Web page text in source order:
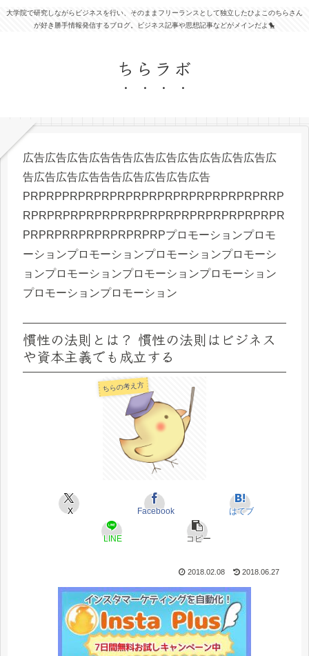
大学院で研究しながらビジネスを行い、そのままフリーランスとして独立したひよこのちらさん
が好き勝手情報発信するブログ。ビジネス記事や思想記事などがメインだよ🐤
ちらラボ
広告広告広告広告告告広告広告広告広告広告広告広
告広告広告広告告告広告広告広告広告
PRPRPPRPRPRPRPRPRPRPRPRPRPRPRPRRP
RPRPRPRPRPRPRPRPRPRPRPRPRPRPRPRPR
PRPRPRRPRPRPRPRPRPプロモーションプロモ
ーションプロモーションプロモーションプロモーシ
ョンプロモーションプロモーションプロモーション
プロモーションプロモーション
慣性の法則とは？ 慣性の法則はビジネス
や資本主義でも成立する
ちらの考え方
X Facebook はてブ
LINE コピー
2018.02.08 2018.06.27